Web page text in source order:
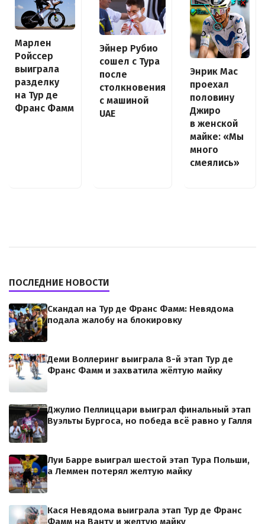
Марлен
Ройссер
выиграла
разделку
на Тур де
Франс Фамм
Эйнер Рубио
сошел с Тура
после
столкновения
с машиной
UAE
Энрик Мас
проехал
половину
Джиро
в женской
майке: «Мы
много
смеялись»
ПОСЛЕДНИЕ НОВОСТИ
Скандал на Тур де Франс Фамм: Невядома
подала жалобу на блокировку
Деми Воллеринг выиграла 8-й этап Тур де
Франс Фамм и захватила жёлтую майку
Джулио Пеллиццари выиграл финальный этап
Вуэльты Бургоса, но победа всё равно у Галля
Луи Барре выиграл шестой этап Тура Польши,
а Леммен потерял желтую майку
Кася Невядома выиграла этап Тур де Франс